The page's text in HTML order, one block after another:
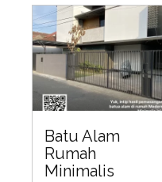
Batu Alam
Rumah
Minimalis